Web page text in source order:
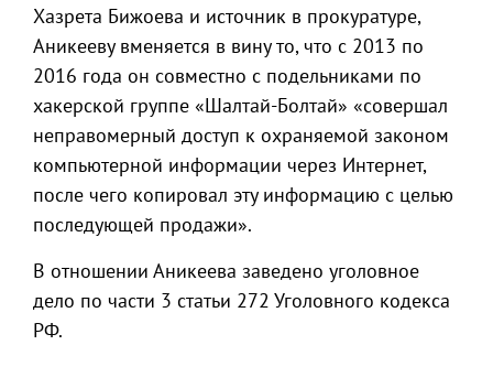
Хазрета Бижоева и источник в прокуратуре,
Аникееву вменяется в вину то, что с 2013 по
2016 года он совместно с подельниками по
хакерской группе «Шалтай-Болтай» «совершал
неправомерный доступ к охраняемой законом
компьютерной информации через Интернет,
после чего копировал эту информацию с целью
последующей продажи».
В отношении Аникеева заведено уголовное
дело по части 3 статьи 272 Уголовного кодекса
РФ.